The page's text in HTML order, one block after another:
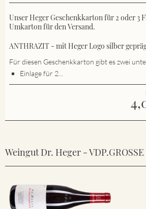
Unser Heger Geschenkkarton für 2 oder 3
Umkarton für den Versand.
ANTHRAZIT - mit Heger Logo silber
Für diesen Geschenkkarton gibt es zwei
Einlage für 2...
Weingut Dr. Heger - VDP.GROSSE